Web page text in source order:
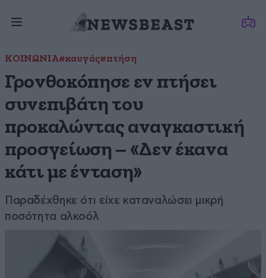
ΚΟΙΝΩΝΙΑ#καυγάς#πτήση
Γρονθοκόπησε εν πτήσει
συνεπιβάτη του
προκαλώντας αναγκαστική
προσγείωση – «Δεν έκανα
κάτι με ένταση»
Παραδέχθηκε ότι είχε καταναλώσει μικρή
ποσότητα αλκοόλ